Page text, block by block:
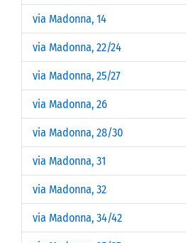
via Madonna, 14
via Madonna, 22/24
via Madonna, 25/27
via Madonna, 26
via Madonna, 28/30
via Madonna, 31
via Madonna, 32
via Madonna, 34/42